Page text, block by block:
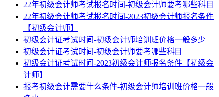
22年初级会计师考试报名时间-初级会计师要考哪些科目
22年初级会计师考试报名时间-2023初级会计师报名条件
【初级会计师】
初级会计证考试时间-初级会计师培训班价格一般多少
初级会计证考试时间-初级会计师要考哪些科目
初级会计证考试时间-2023初级会计师报名条件【初级会
计师】
报考初级会计需要什么条件-初级会计师培训班价格一般